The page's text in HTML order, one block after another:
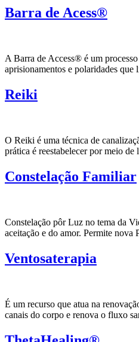
Barra de Acess®
A Barra de Access® é um
aprisionamentos e polaridades
Reiki
O Reiki é uma técnica de
prática é reestabelecer por meio
Constelação Familiar
Constelação pôr Luz no tema da
aceitação e do amor. Permite
Ventosaterapia
É um recurso que atua na
canais do corpo e renova o fluxo